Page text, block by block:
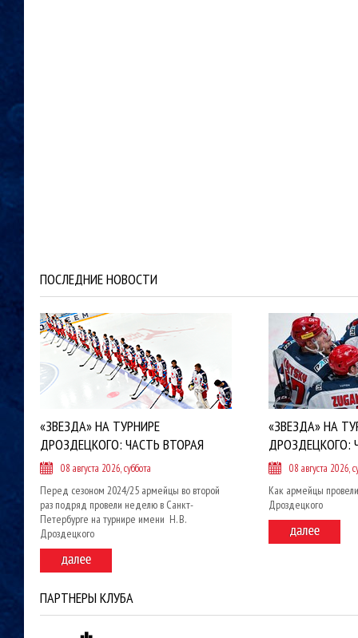
ПОСЛЕДНИЕ НОВОСТИ
«ЗВЕЗДА» НА ТУРНИРЕ
ДРОЗДЕЦКОГО: ЧАСТЬ ВТОРАЯ
08 августа 2026, суббота
Перед сезоном 2024/25 армейцы во второй
раз подряд провели неделю в Санкт-
Петербурге на турнире имени Н. В.
Дроздецкого
«ЗВЕЗДА» НА
ДРОЗДЕЦКОГО:
08 августа 2026,
Как армейцы
Дроздецкого
ПАРТНЕРЫ КЛУБА